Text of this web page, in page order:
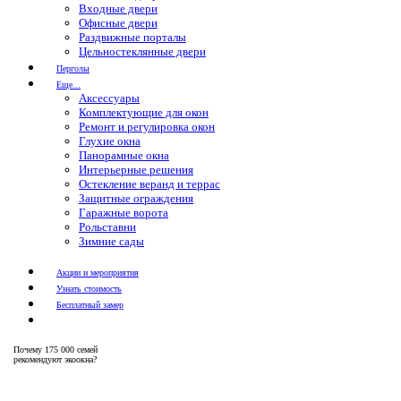
Входные двери
Офисные двери
Раздвижные порталы
Цельностеклянные двери
Перголы
Еще...
Аксессуары
Комплектующие для окон
Ремонт и регулировка окон
Глухие окна
Панорамные окна
Интерьерные решения
Остекление веранд и террас
Защитные ограждения
Гаражные ворота
Рольставни
Зимние сады
Акции и мероприятия
Узнать стоимость
Бесплатный замер
Почему 175 000 семей
рекомендуют экоокна?